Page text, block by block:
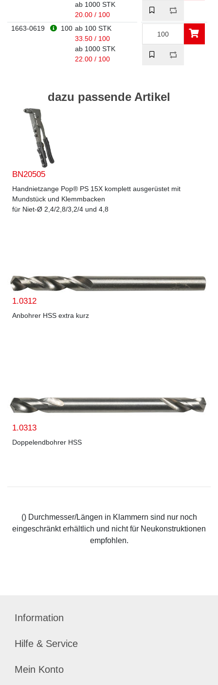
ab 1000 STK
20.00 / 100
1663-0619
100 ab 100 STK
33.50 / 100
ab 1000 STK
22.00 / 100
dazu passende Artikel
BN20505
Handnietzange Pop® PS 15X komplett ausgerüstet mit
Mundstück und Klemmbacken
für Niet-Ø 2,4/2,8/3,2/4 und 4,8
1.0312
Anbohrer HSS extra kurz
1.0313
Doppelendbohrer HSS
() Durchmesser/Längen in Klammern sind nur noch
eingeschränkt erhältlich und nicht für Neukonstruktionen
empfohlen.
Information
Hilfe & Service
Mein Konto